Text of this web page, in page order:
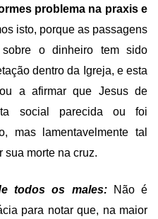
problema na praxis e
isto, porque as passagens
sobre o dinheiro tem sido
dentro da Igreja, e esta
a afirmar que Jesus de
social parecida ou foi
mas lamentavelmente tal
sua morte na cruz.
todos os males:
Não é
para notar que, na maior